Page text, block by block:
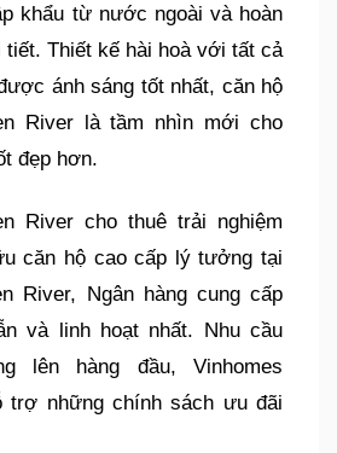
khẩu từ nước ngoài và hoàn
tiết. Thiết kế hài hoà với tất cả
ánh sáng tốt nhất, căn hộ
River là tầm nhìn mới cho
đẹp hơn.
River cho thuê trải nghiệm
căn hộ cao cấp lý tưởng tại
River, Ngân hàng cung cấp
và linh hoạt nhất. Nhu cầu
lên hàng đầu, Vinhomes
trợ những chính sách ưu đãi